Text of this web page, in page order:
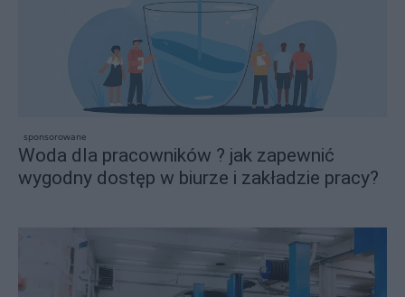
sponsorowane
Woda dla pracowników ? jak zapewnić
wygodny dostęp w biurze i zakładzie pracy?